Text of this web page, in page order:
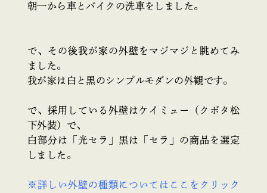
朝一から車とバイクの洗車をしました。
で、その後我が家の外壁をマジマジと眺めてみ
ました。
我が家は白と黒のシンプルモダンの外観です。
で、採用している外壁はケイミュー（クボタ松
下外装）で、
白部分は「光セラ」黒は「セラ」の商品を選定
しました。
※詳しい外壁の種類についてはここをクリック